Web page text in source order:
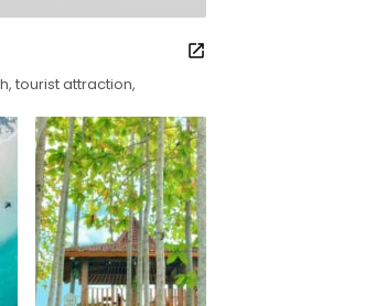
tourist attraction,